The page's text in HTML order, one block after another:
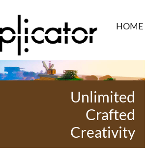
HOME
Unlimited
Crafted
Creativity